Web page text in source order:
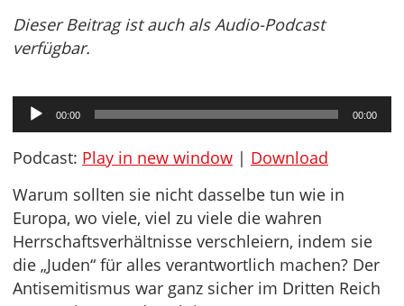
Dieser Beitrag ist auch als Audio-Podcast
verfügbar.
Audio-
Player
00:00 00:00
Podcast: Play in new window | Download
Warum sollten sie nicht dasselbe tun wie in
Europa, wo viele, viel zu viele die wahren
Herrschaftsverhältnisse verschleiern, indem sie
die „Juden“ für alles verantwortlich machen? Der
Antisemitismus war ganz sicher im Dritten Reich